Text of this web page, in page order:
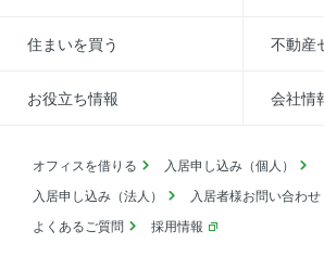
住まいを買う 不動産
お役立ち情報 会社情
オフィスを借りる
入居申し込み（個人）
入居申し込み（法人）
入居者様お問い合わせ
よくあるご質問
採用情報